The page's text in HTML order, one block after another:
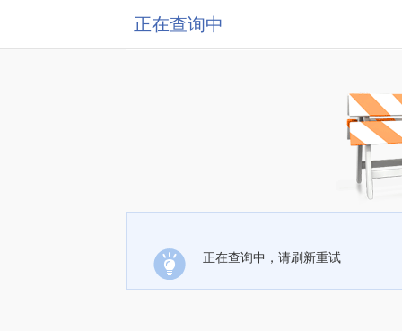
正在查询中
正在查询中，请刷新重试